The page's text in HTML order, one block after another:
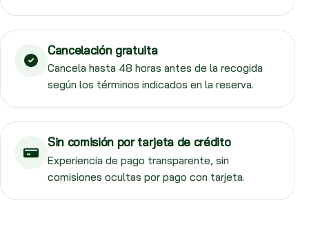
Cancelación gratuita
Cancela hasta 48 horas antes de la recogida
según los términos indicados en la reserva.
Sin comisión por tarjeta de crédito
Experiencia de pago transparente, sin
comisiones ocultas por pago con tarjeta.